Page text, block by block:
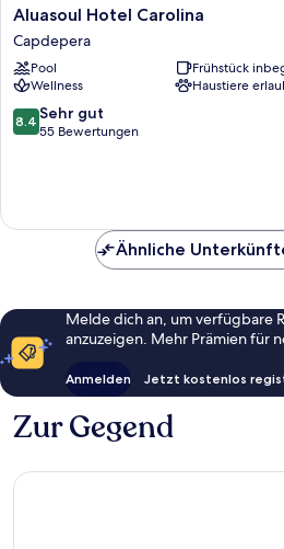
Aluasoul
Hotel
Carolina
Capdepera
Aluasoul Hotel Carolina
Capdepera
Pool
Frühstück
Wellness
Haustiere
8.4
von
Bewertungen
8.4 Sehr gut
55 Bewertungen
Ähnliche
Melde dich an, um verfügbare
anzuzeigen. Mehr Prämien für
Anmelden Jetzt kostenlos
Zur Gegend